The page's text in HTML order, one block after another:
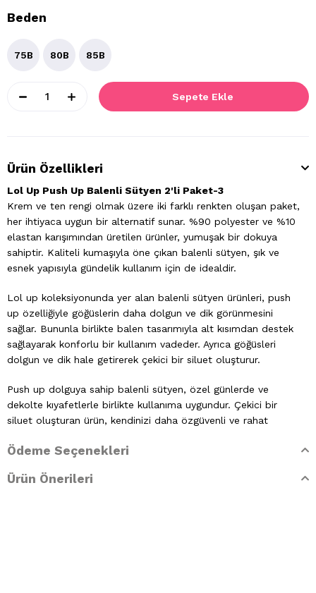
Beden
75B 80B 85B
Ürün Özellikleri
Lol Up Push Up Balenli Sütyen 2'li Paket-3
Krem ve ten rengi olmak üzere iki farklı renkten oluşan paket,
her ihtiyaca uygun bir alternatif sunar. %90 polyester ve %10
elastan karışımından üretilen ürünler, yumuşak bir dokuya
sahiptir. Kaliteli kumaşıyla öne çıkan balenli sütyen, şık ve
esnek yapısıyla gündelik kullanım için de idealdir.
Lol up koleksiyonunda yer alan balenli sütyen ürünleri, push
up özelliğiyle göğüslerin daha dolgun ve dik görünmesini
sağlar. Bununla birlikte balen tasarımıyla alt kısımdan destek
sağlayarak konforlu bir kullanım vadeder. Ayrıca göğüsleri
dolgun ve dik hale getirerek çekici bir siluet oluşturur.
Push up dolguya sahip balenli sütyen, özel günlerde ve
dekolte kıyafetlerle birlikte kullanıma uygundur. Çekici bir
siluet oluşturan ürün, kendinizi daha özgüvenli ve rahat
doğal ve etkileyici bir dekolte görünümü elde etmek isteyen
Ödeme Seçenekleri
Ürün Önerileri